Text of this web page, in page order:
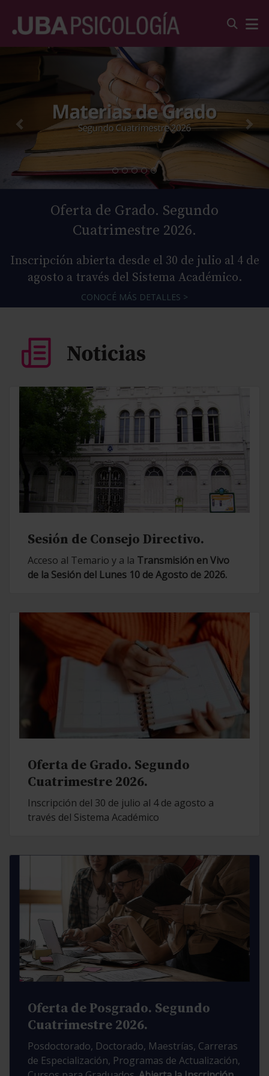
Oferta de Grado. Segundo
Cuatrimestre 2026.
Inscripción abierta desde el 30 de julio al 4 de
agosto a través del Sistema Académico.
CONOCÉ MÁS DETALLES >
Sesión de Consejo Directivo.
Acceso al Temario y a la Transmisión en Vivo
de la Sesión del Lunes 10 de Agosto de 2026.
Oferta de Grado. Segundo
Cuatrimestre 2026.
Inscripción del 30 de julio al 4 de agosto a
través del Sistema Académico
Oferta de Posgrado. Segundo
Cuatrimestre 2026.
Posdoctorado, Doctorado, Maestrías, Carreras
de Especialización, Programas de Actualización,